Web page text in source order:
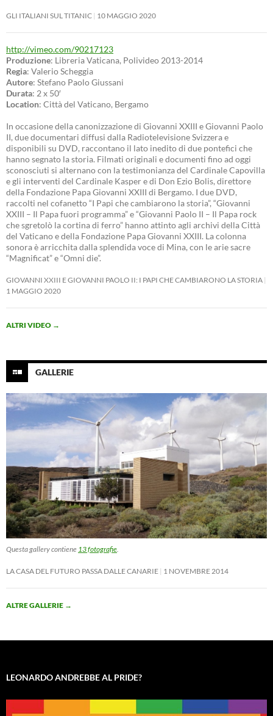
GLI ITALIANI SUL TITANIC 10 MAGGIO 2020
http://vimeo.com/90217123
Produzione: Libreria Vaticana, Polivideo 2013-2014
Regia: Valerio Scheggia
Autore: Stefano Paolo Giussani
Durata: 2 x 50′
Location: Città del Vaticano, Bergamo
In occasione della canonizzazione di Giovanni XXIII e Giovanni Paolo
II, due documentari diffusi dalla Radiotelevisione Svizzera e
disponibili su DVD, raccontano il lato inedito di due pontefici che
hanno segnato la storia. Filmati originali e documenti fino ad oggi
sconosciuti si alternano con la testimonianza del Cardinale Capovilla
e gli interventi del Cardinale Kasper e di Don Ezio Bolis, direttore
della Fondazione Papa Giovanni XXIII di Bergamo. I due DVD,
raccolti nel cofanetto “I Papi che cambiarono la storia”, “Giovanni
XXIII – Il Papa fuori programma” e “Giovanni Paolo II – Il Papa rock
che sgretolò la cortina di ferro” hanno attinto agli archivi della Città
del Vaticano e della Fondazione Papa Giovanni XXIII. La colonna
sonora è arricchita dalla splendida voce di Mina, con le arie sacre
“Magnificat” e “Omni die”.
GIOVANNI XXIII E GIOVANNI PAOLO II: I PAPI CHE CAMBIARONO LA STORIA
1 MAGGIO 2020
ALTRI VIDEO →
GALLERIE
Questa gallery contiene 13 fotografie
LA CASA DEL FUTURO PASSA DALLE CANARIE 1 NOVEMBRE 2014
ALTRE GALLERIE →
LEONARDO ANDREBBE AL PRIDE?